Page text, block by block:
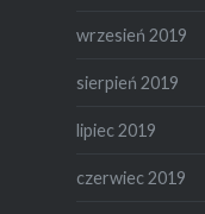
wrzesień 2019
sierpień 2019
lipiec 2019
czerwiec 2019